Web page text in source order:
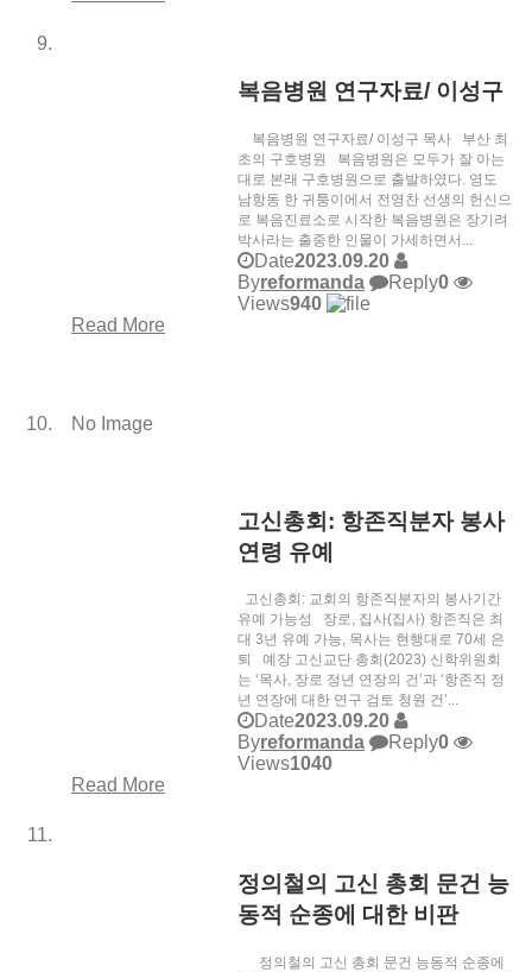
복음병원 연구자료/ 이성구
복음병원 연구자료/ 이성구 목사 부산 최
초의 구호병원 복음병원은 모두가 잘 아는
대로 본래 구호병원으로 출발하였다. 영도
남항동 한 귀퉁이에서 전영찬 선생의 헌신으
로 복음진료소로 시작한 복음병원은 장기려
박사라는 출중한 인물이 가세하면서...
Date2023.09.20
Byreformanda Reply0
Views940
Read More
No Image
고신총회: 항존직분자 봉사
연령 유예
고신총회: 교회의 항존직분자의 봉사기간
유예 가능성 장로, 집사(집사) 항존직은 최
대 3년 유예 가능, 목사는 현행대로 70세 은
퇴 예장 고신교단 총회(2023) 신학위원회
는 ‘목사, 장로 정년 연장의 건’과 ‘항존직 정
년 연장에 대한 연구 검토 청원 건’...
Date2023.09.20
Byreformanda Reply0
Views1040
Read More
정의철의 고신 총회 문건 능
동적 순종에 대한 비판
정의철의 고신 총회 문건 능동적 순종에